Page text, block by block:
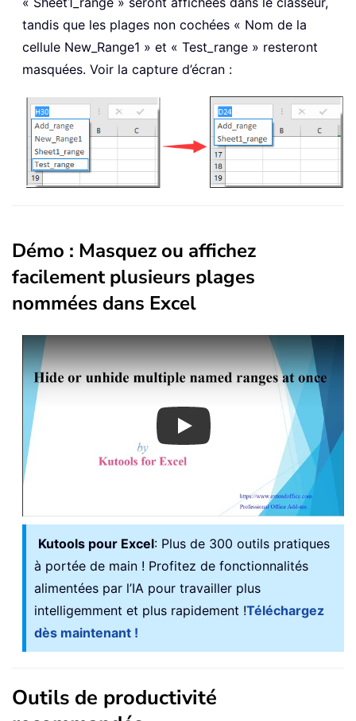
tandis que les plages non cochées « Nom de la
cellule New_Range1 » et « Test_range » resteront
masquées. Voir la capture d’écran :
Démo : Masquez ou affichez
facilement plusieurs plages
nommées dans Excel
Play
Kutools pour Excel: Plus de 300 outils pratiques
à portée de main ! Profitez de fonctionnalités
alimentées par l’IA pour travailler plus
intelligemment et plus rapidement !Téléchargez
dès maintenant !
Outils de productivité